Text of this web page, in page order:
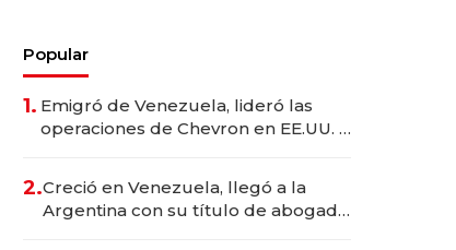
Popular
1. Emigró de Venezuela, lideró las
operaciones de Chevron en EE.UU. y
2.Creció en Venezuela, llegó a la
Argentina con su título de abogado